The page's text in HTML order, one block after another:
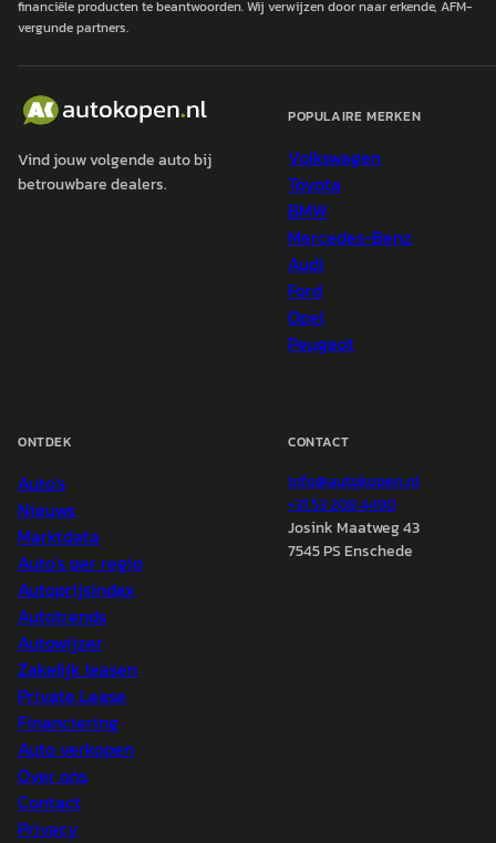
financiële producten te beantwoorden. Wij verwijzen door naar erkende, AFM-
vergunde partners.
Vind jouw volgende auto bij
betrouwbare dealers.
POPULAIRE MERKEN
Volkswagen
Toyota
BMW
Mercedes-Benz
Audi
Ford
Opel
Peugeot
ONTDEK
Auto's
Nieuws
Marktdata
Auto's per regio
Autoprijsindex
Autotrends
Autowijzer
Zakelijk leasen
Private Lease
Financiering
Auto verkopen
Over ons
Contact
Privacy
CONTACT
info@autokopen.nl
+31 53 208 4490
Josink Maatweg 43
7545 PS Enschede